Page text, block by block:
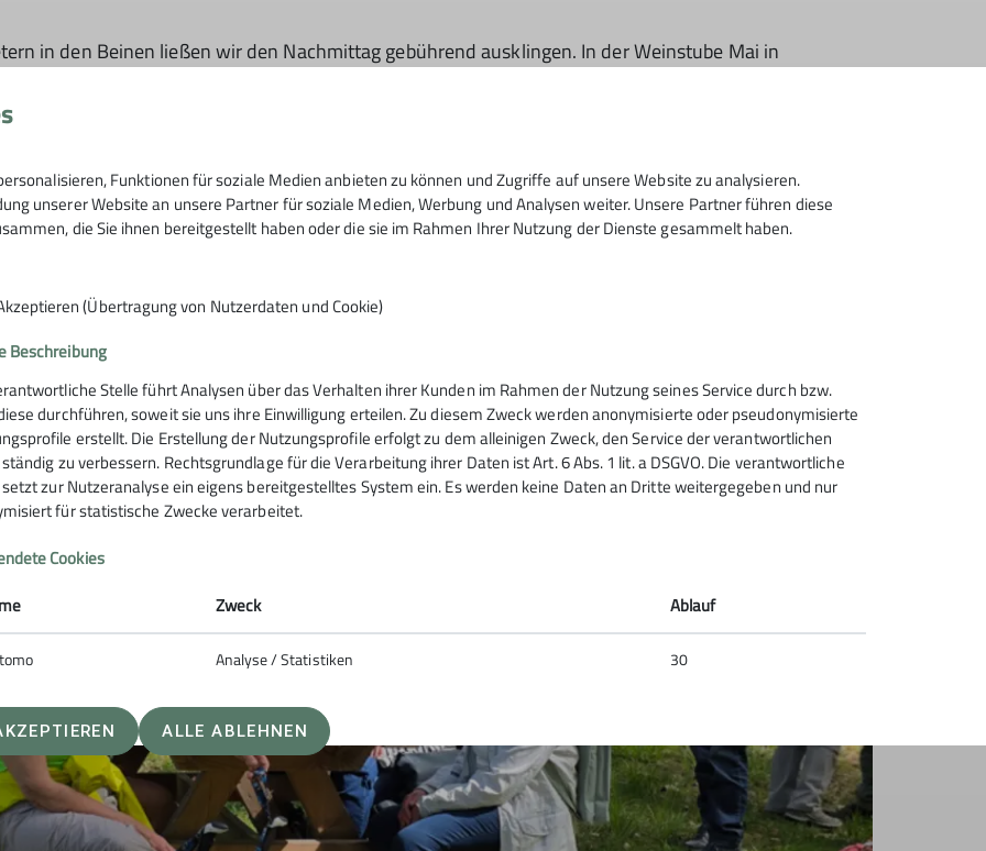
in den Beinen ließen wir den Nachmittag gebührend ausklingen. In der Weinstube Mai in
einer tollen Truppe und Wetter, wie man es sich schöner nicht hätte wünschen können!
Funktionen für soziale Medien anbieten zu können und Zugriffe auf unsere Website zu analysieren.
unserer Website an unsere Partner für soziale Medien, Werbung und Analysen weiter. Unsere Partner führen diese
die Sie ihnen bereitgestellt haben oder die sie im Rahmen Ihrer Nutzung der Dienste gesammelt haben.
(Übertragung von Nutzerdaten und Cookie)
Beschreibung
Stelle führt Analysen über das Verhalten ihrer Kunden im Rahmen der Nutzung seines Service durch bzw.
durchführen, soweit sie uns ihre Einwilligung erteilen. Zu diesem Zweck werden anonymisierte oder pseudonymisierte
erstellt. Die Erstellung der Nutzungsprofile erfolgt zu dem alleinigen Zweck, den Service der verantwortlichen
zu verbessern. Rechtsgrundlage für die Verarbeitung ihrer Daten ist Art. 6 Abs. 1 lit. a DSGVO. Die verantwortliche
zur Nutzeranalyse ein eigens bereitgestelltes System ein. Es werden keine Daten an Dritte weitergegeben und nur
für statistische Zwecke verarbeitet.
Cookies
Zweck Ablauf
Analyse / Statistiken 30
ALLE ABLEHNEN